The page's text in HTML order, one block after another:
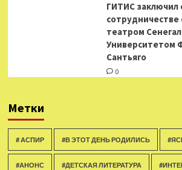
ГИТИС заключил
театром
Университетом
Сантьяго
0
Метки
# АСПИР #В ЭТОТ ДЕНЬ РОДИЛИСЬ
#АНОНС #ДЕТСКАЯ ЛИТЕРАТУРА